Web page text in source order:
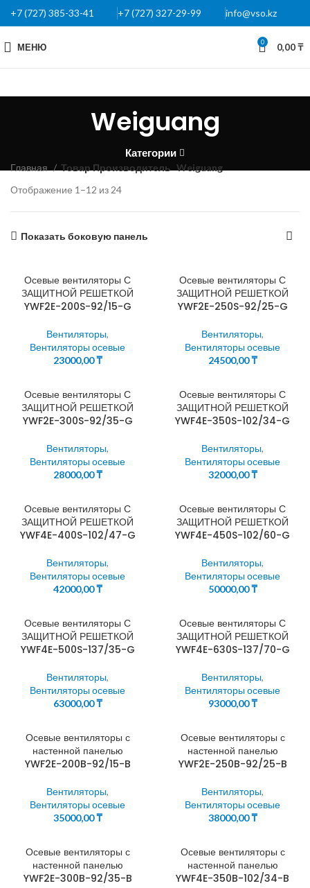
+7 (727) 385-33-41 +7 (727) 327-29-99 info@vso.kz
МЕНЮ 0 0,00₸
Weiguang
Категории
Главная Товар Производитель Weiguang
Отображение 1–12 из 24
Показать боковую панель
Осевые вентиляторы С
ЗАЩИТНОЙ РЕШЕТКОЙ
YWF2E-200S-92/15-G
Вентиляторы,
Вентиляторы осевые
23000,00₸
Осевые вентиляторы С
ЗАЩИТНОЙ РЕШЕТКОЙ
YWF2E-250S-92/25-G
Вентиляторы,
Вентиляторы осевые
24500,00₸
Осевые вентиляторы С
ЗАЩИТНОЙ РЕШЕТКОЙ
YWF2E-300S-92/35-G
Вентиляторы,
Вентиляторы осевые
28000,00₸
Осевые вентиляторы С
ЗАЩИТНОЙ РЕШЕТКОЙ
YWF4E-350S-102/34-G
Вентиляторы,
Вентиляторы осевые
32000,00₸
Осевые вентиляторы С
ЗАЩИТНОЙ РЕШЕТКОЙ
YWF4E-400S-102/47-G
Вентиляторы,
Вентиляторы осевые
42000,00₸
Осевые вентиляторы С
ЗАЩИТНОЙ РЕШЕТКОЙ
YWF4E-450S-102/60-G
Вентиляторы,
Вентиляторы осевые
50000,00₸
Осевые вентиляторы С
ЗАЩИТНОЙ РЕШЕТКОЙ
YWF4E-500S-137/35-G
Вентиляторы,
Вентиляторы осевые
63000,00₸
Осевые вентиляторы С
ЗАЩИТНОЙ РЕШЕТКОЙ
YWF4E-630S-137/70-G
Вентиляторы,
Вентиляторы осевые
93000,00₸
Осевые вентиляторы с
настенной панелью
YWF2E-200B-92/15-B
Вентиляторы,
Вентиляторы осевые
35000,00₸
Осевые вентиляторы с
настенной панелью
YWF2E-250B-92/25-B
Вентиляторы,
Вентиляторы осевые
38000,00₸
Осевые вентиляторы с
настенной панелью
YWF2E-300B-92/35-B
Осевые вентиляторы с
настенной панелью
YWF4E-350B-102/34-B